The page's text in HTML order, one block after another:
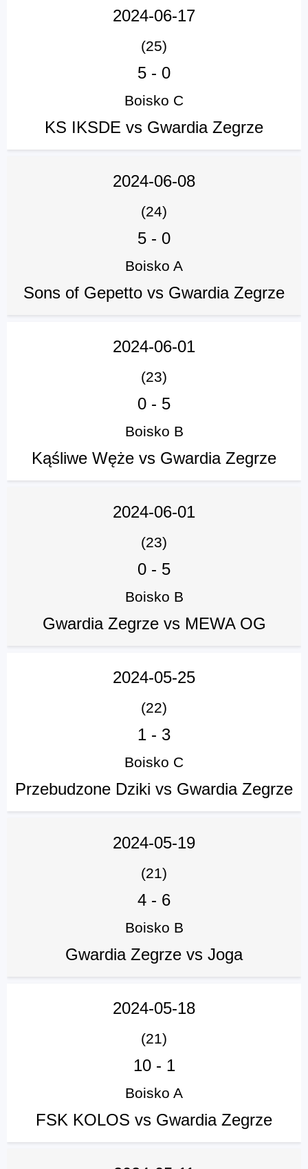
2024-06-17
(25)
5 - 0
Boisko C
KS IKSDE vs Gwardia Zegrze
2024-06-08
(24)
5 - 0
Boisko A
Sons of Gepetto vs Gwardia Zegrze
2024-06-01
(23)
0 - 5
Boisko B
Kąśliwe Węże vs Gwardia Zegrze
2024-06-01
(23)
0 - 5
Boisko B
Gwardia Zegrze vs MEWA OG
2024-05-25
(22)
1 - 3
Boisko C
Przebudzone Dziki vs Gwardia Zegrze
2024-05-19
(21)
4 - 6
Boisko B
Gwardia Zegrze vs Joga
2024-05-18
(21)
10- 1
Boisko A
FSK KOLOS vs Gwardia Zegrze